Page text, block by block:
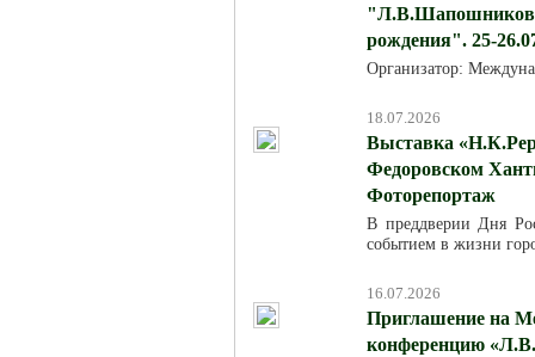
"Л.В.Шапошникова:
рождения". 25-
Организатор:
18.07.2026
Выставка
Федоровском
Фоторепортаж
В преддверии Дня
событием в жизни
16.07.2026
Приглашение на
конференцию